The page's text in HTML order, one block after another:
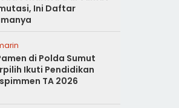
Ini Daftar
di Polda Sumut
Ikuti Pendidikan
TA 2026